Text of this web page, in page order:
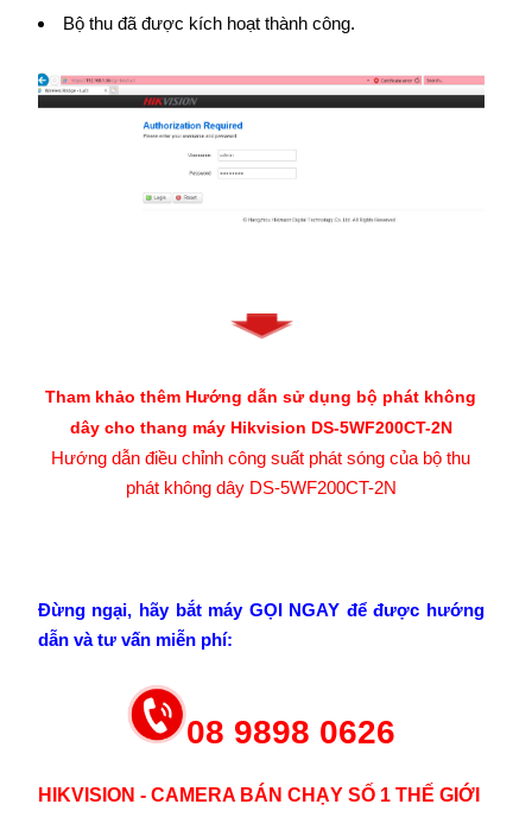
Bộ thu đã được kích hoạt thành công.
Tham khảo thêm Hướng dẫn sử dụng bộ phát không
dây cho thang máy Hikvision DS-5WF200CT-2N
Hướng dẫn điều chỉnh công suất phát sóng của bộ thu
phát không dây DS-5WF200CT-2N
Đừng ngại, hãy bắt máy GỌI NGAY để được hướng
dẫn và tư vấn miễn phí:
08 9898 0626
HIKVISION - CAMERA BÁN CHẠY SỐ 1 THẾ GIỚI